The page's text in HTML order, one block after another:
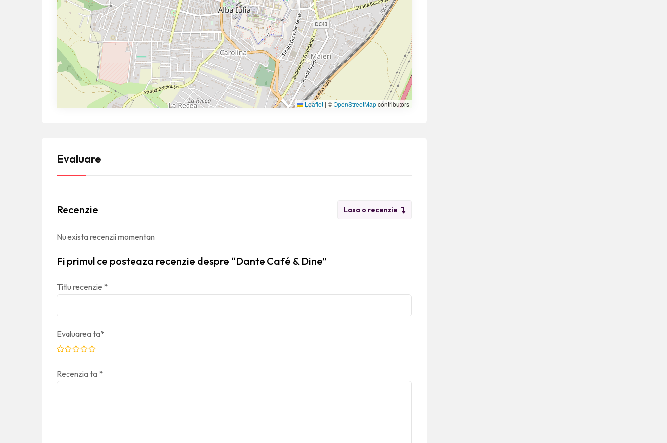
Leaflet | ©OpenStreetMapcontributors
Evaluare
Recenzie Lasa o recenzie
Nu exista recenzii momentan
Fi primul ce posteaza recenzie despre “Dante Café & Dine”
Titlu recenzie *
Evaluarea ta*
Recenzia ta *